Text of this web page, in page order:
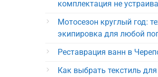
комплектация не
Мотосезон круглый год:
экипировка для любой
Реставрация ванн в
Как выбрать текстиль для